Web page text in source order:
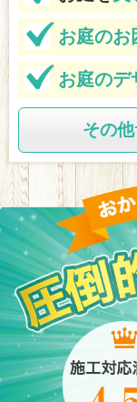
お庭のお
お庭のデ
その